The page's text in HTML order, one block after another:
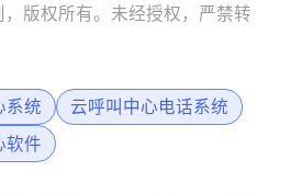
版权所有。未经授权，严禁转
系统
云呼叫中心电话系统
软件